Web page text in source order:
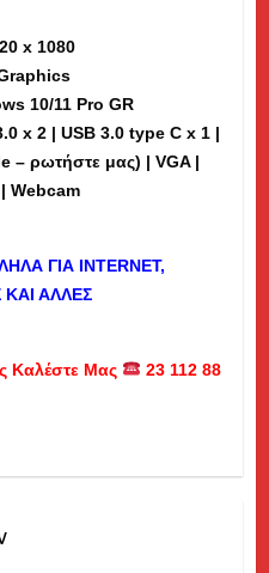
x 1080
10/11 Pro GR
x 2 | USB 3.0 type C x 1 |
– ρωτήστε μας) | VGA |
Webcam
ΓΙΑ INTERNET,
ΚΑΙ ΑΛΛΕΣ
Καλέστε Μας
23 112 88